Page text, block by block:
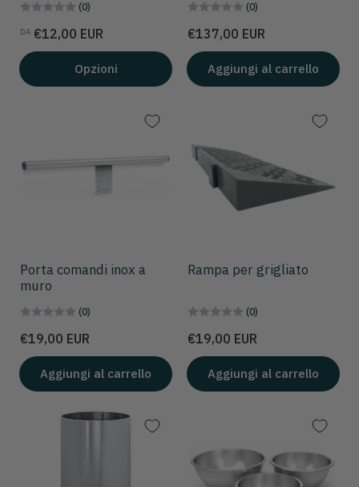
(0)
Prezzo
DA €12,00 EUR
Opzioni
(0)
Prezzo
€137,00 EUR
Aggiungi al carrello
Porta comandi inox a
muro
(0)
Prezzo
€19,00 EUR
Aggiungi al carrello
Rampa per grigliato
(0)
Prezzo
€19,00 EUR
Aggiungi al carrello